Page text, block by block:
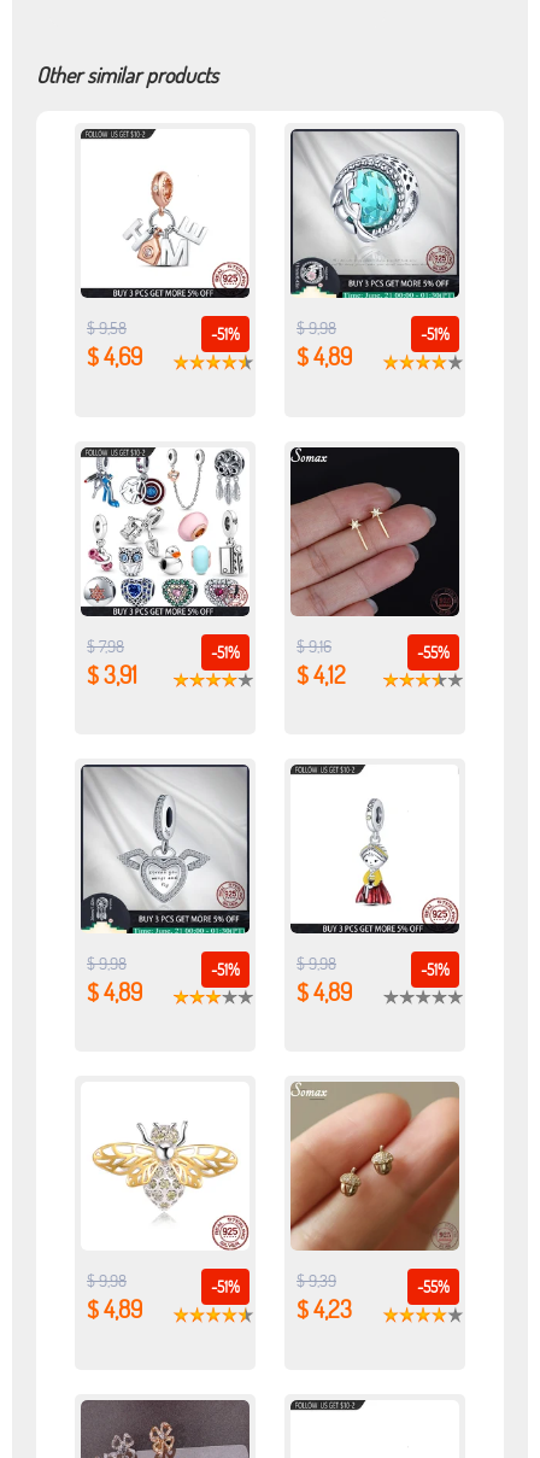
Other similar products
-51%
$ 9,58
$ 4,69
-51%
$ 9,98
$ 4,89
-51%
$ 7,98
$ 3,91
-55%
$ 9,16
$ 4,12
-51%
$ 9,98
$ 4,89
-51%
$ 9,98
$ 4,89
-51%
$ 9,98
$ 4,89
-55%
$ 9,39
$ 4,23